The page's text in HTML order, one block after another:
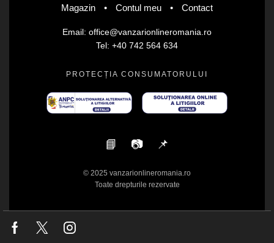
Magazin • Contul meu • Contact
Email: office@vanzarionlineromania.ro
Tel: +40 742 564 634
PROTECȚIA CONSUMATORULUI
📘 📷 📌
© 2025 vanzarionlineromania.ro
Toate drepturile rezervate
Facebook
Twitter